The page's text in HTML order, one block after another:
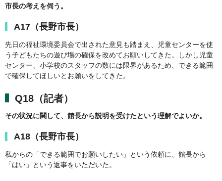
市長の考えを伺う。
A17（長野市長）
先日の福祉環境委員会で出された意見も踏まえ、児童センターを使
う子どもたちの遊び場の確保を改めてお願いしてきた。しかし児童
センター、小学校のスタッフの数には限界があるため、できる範囲
で確保してほしいとお願いをしてきた。
Q18（記者）
その状況に関して、館長から説明を受けたという理解でよいか。
A18（長野市長）
私からの「できる範囲でお願いしたい」という依頼に、館長から
「はい」という返事をいただいた。